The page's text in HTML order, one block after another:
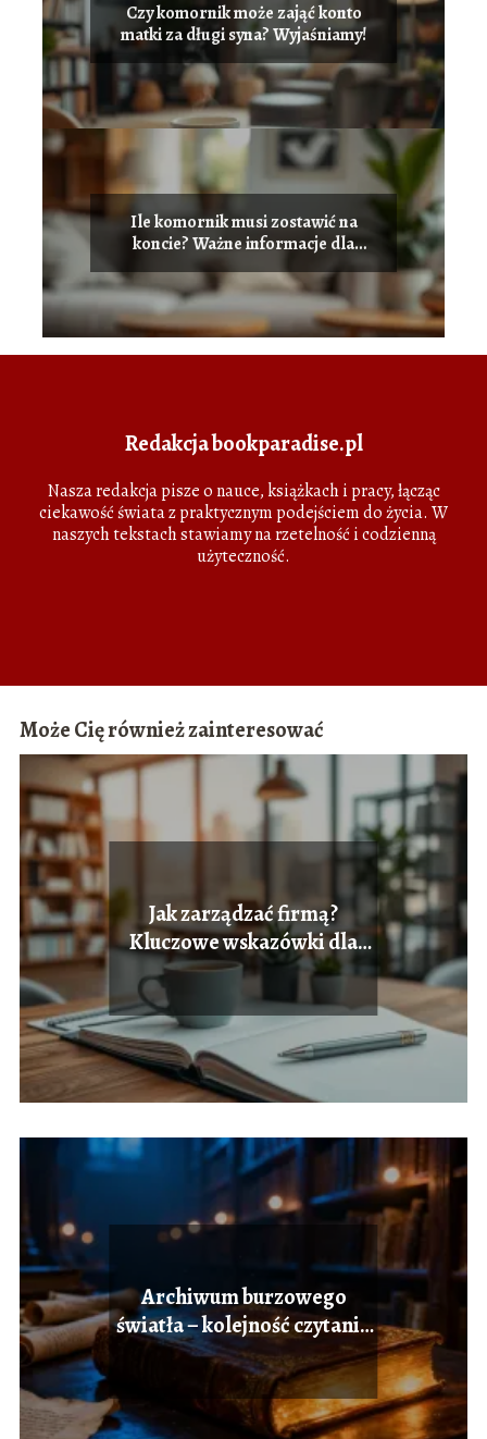
Czy komornik może zająć konto
matki za długi syna? Wyjaśniamy!
Ile komornik musi zostawić na
koncie? Ważne informacje dla
dłużników
Redakcja bookparadise.pl
Nasza redakcja pisze o nauce, książkach i pracy, łącząc
ciekawość świata z praktycznym podejściem do życia. W
naszych tekstach stawiamy na rzetelność i codzienną
użyteczność.
Może Cię również zainteresować
Jak zarządzać firmą?
Kluczowe wskazówki dla
przedsiębiorców
Archiwum burzowego
światła – kolejność czytania
serii